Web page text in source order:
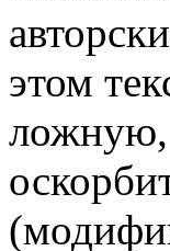
этом
ложную,